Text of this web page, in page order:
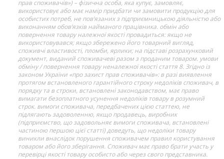
прав споживачів») – фізична особа, яка купує, замовляє,
використовує або має намір придбати чи замовити продукцію для
особистих потреб, не пов’язаних з підприємницькою діяльністю або
виконанням обов’язків найманого працівника. обмін або
повернення товару належної якості провадиться: якщо не
використовувався; якщо збережено його товарний вигляд,
споживчі властивості, пломби, ярлики; на підставі розрахунковий
документ, виданий споживачеві разом з проданим товаром. умови
обміну / повернення товару неналежної якості стаття 8. Згідно із
законом України «про захист прав споживачів»: в разі виявлення
протягом встановленого гарантійного строку недоліків споживач, в
порядку та в строки, встановлені законодавством, має право
вимагати безоплатного усунення недоліків товару в розумний
строк. вимоги споживача, передбачених цією статтею, не
підлягають задоволенню, якщо продавець, виробник
(підприємство, що задовольняє вимоги споживача, встановлені
частиною першою цієї статті) доведуть, що недоліки товару
виникли внаслідок порушення споживачем правил користування
товаром або його зберігання. Споживач має право брати участь у
перевірці якості товару особисто або через свого представника.